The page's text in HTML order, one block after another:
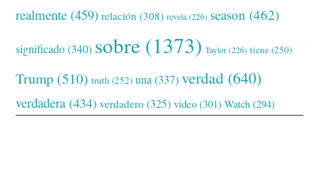
realmente (459) relación (308) revela(226) season (462)
significado(340) sobre (1373) Taylor(226) tiene(250)
Trump (510) truth (252) una(337) verdad (640)
verdadera (434) verdadero (325) video (301) Watch (294)